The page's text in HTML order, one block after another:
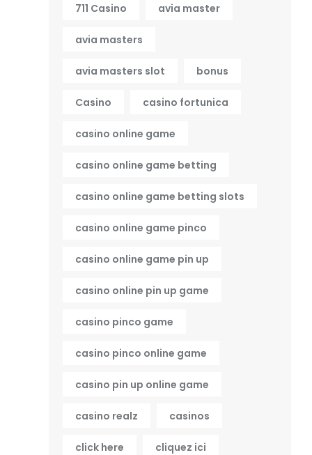
711 Casino avia master
avia masters
avia masters slot bonus
Casino casino fortunica
casino online game
casino online game betting
casino online game betting slots
casino online game pinco
casino online game pin up
casino online pin up game
casino pinco game
casino pinco online game
casino pin up online game
casino realz casinos
click here cliquez ici